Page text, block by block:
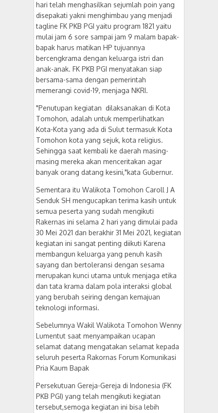
hari telah menghasilkan sejumlah poin yang
disepakati yakni menghimbau yang menjadi
tagline FK PKB PGI yaitu program 1821 yaitu
mulai jam 6 sore sampai jam 9 malam bapak-
bapak harus matikan HP tujuannya
bercengkrama dengan keluarga istri dan
anak-anak. FK PKB PGI menyatakan siap
bersama-sama dengan pemerintah
memerangi covid-19, menjaga NKRI.
"Penutupan kegiatan dilaksanakan di Kota
Tomohon, adalah untuk memperlihatkan
Kota-Kota yang ada di Sulut termasuk Kota
Tomohon kota yang sejuk, kota religius.
Sehingga saat kembali ke daerah masing-
masing mereka akan menceritakan agar
banyak orang datang kesini,"kata Gubernur.
Sementara itu Walikota Tomohon Caroll J A
Senduk SH mengucapkan terima kasih untuk
semua peserta yang sudah mengikuti
Rakernas ini selama 2 hari yang dimulai pada
30 Mei 2021 dan berakhir 31 Mei 2021, kegiatan
kegiatan ini sangat penting diikuti Karena
membangun keluarga yang penuh kasih
sayang dan bertoleransi dengan sesama
merupakan kunci utama untuk menjaga etika
dan tata krama dalam pola interaksi global
yang berubah seiring dengan kemajuan
teknologi informasi.
Sebelumnya Wakil Walikota Tomohon Wenny
Lumentut saat menyampaikan ucapan
selamat datang mengatakan selamat kepada
seluruh peserta Rakornas Forum Komunikasi
Pria Kaum Bapak
Persekutuan Gereja-Gereja di Indonesia (FK
PKB PGI) yang telah mengikuti kegiatan
tersebut,semoga kegiatan ini bisa lebih